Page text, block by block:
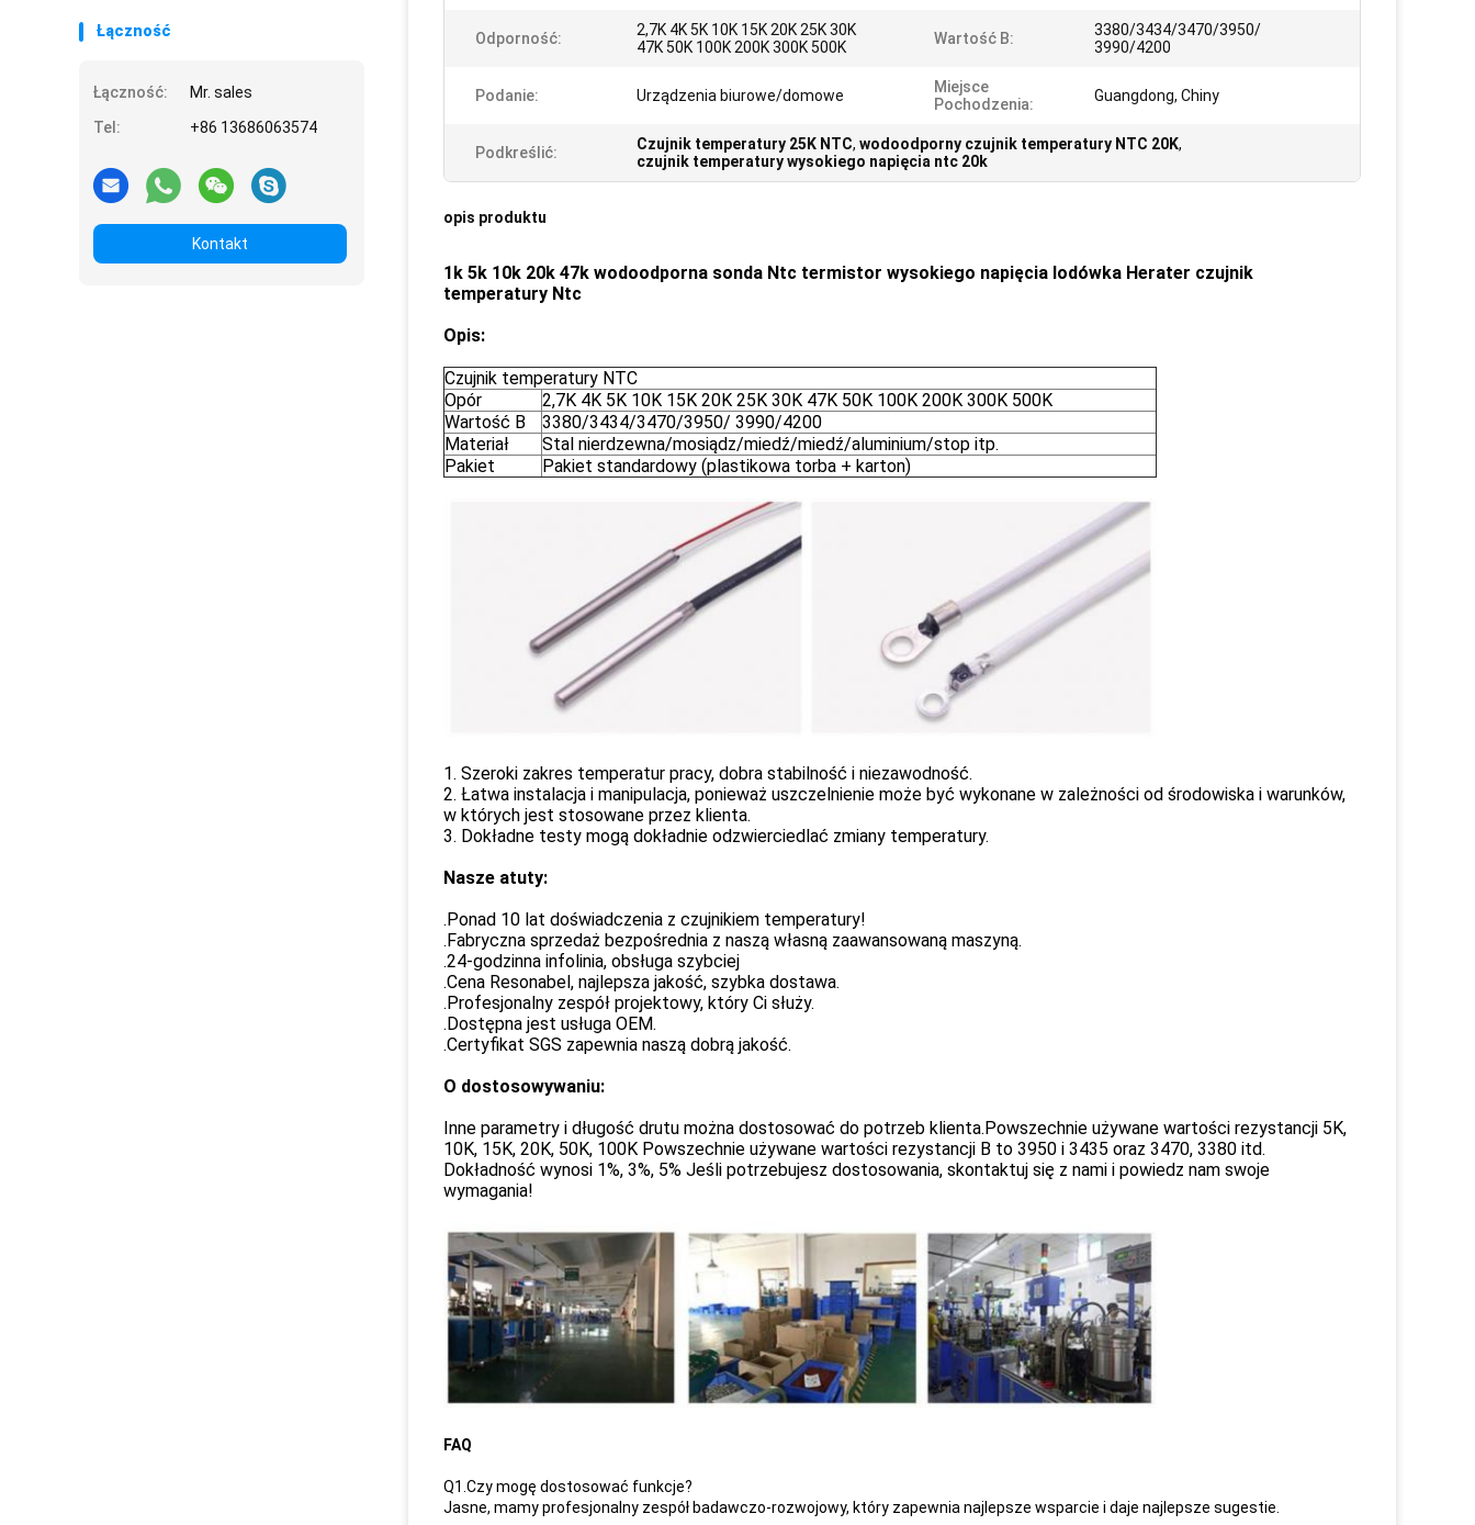
Łączność
Łączność:
Mr. sales
Tel:
+86 13686063574
Kontakt
Odporność:
2,7K 4K 5K 10K 15K 20K 25K 30K
47K 50K 100K 200K 300K 500K
Wartość B:
3380/3434/3470/3950/
3990/4200
Podanie: Urządzenia biurowe/domowe
Miejsce
Pochodzenia:
Guangdong, Chiny
Podkreślić: Czujnik temperatury 25K NTC, wodoodporny czujnik temperatury NTC 20K,
czujnik temperatury wysokiego napięcia ntc 20k
opis produktu
1k 5k 10k 20k 47k wodoodporna sonda Ntc termistor wysokiego napięcia lodówka Herater czujnik
temperatury Ntc
Opis:
Czujnik temperatury NTC
Opór
2,7K 4K 5K 10K 15K 20K 25K 30K 47K 50K 100K 200K 300K 500K
Wartość B
3380/3434/3470/3950/ 3990/4200
Materiał
Stal nierdzewna/mosiądz/miedź/miedź/aluminium/stop itp.
Pakiet
Pakiet standardowy (plastikowa torba + karton)
1. Szeroki zakres temperatur pracy, dobra stabilność i niezawodność.
2. Łatwa instalacja i manipulacja, ponieważ uszczelnienie może być wykonane w zależności od środowiska i warunków,
w których jest stosowane przez klienta.
3. Dokładne testy mogą dokładnie odzwierciedlać zmiany temperatury.
Nasze atuty:
.Ponad 10 lat doświadczenia z czujnikiem temperatury!
.Fabryczna sprzedaż bezpośrednia z naszą własną zaawansowaną maszyną.
.24-godzinna infolinia, obsługa szybciej
.Cena Resonabel, najlepsza jakość, szybka dostawa.
.Profesjonalny zespół projektowy, który Ci służy.
.Dostępna jest usługa OEM.
.Certyfikat SGS zapewnia naszą dobrą jakość.
O dostosowywaniu:
Inne parametry i długość drutu można dostosować do potrzeb klienta.Powszechnie używane wartości rezystancji 5K,
10K, 15K, 20K, 50K, 100K Powszechnie używane wartości rezystancji B to 3950 i 3435 oraz 3470, 3380 itd.
Dokładność wynosi 1%, 3%, 5% Jeśli potrzebujesz dostosowania, skontaktuj się z nami i powiedz nam swoje
wymagania!
FAQ
Q1.Czy mogę dostosować funkcje?
Jasne, mamy profesjonalny zespół badawczo-rozwojowy, który zapewnia najlepsze wsparcie i daje najlepsze sugestie.